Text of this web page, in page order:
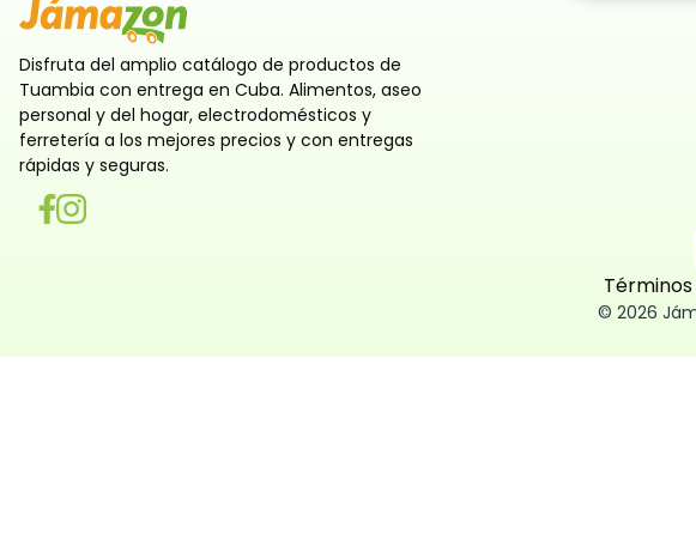
Disfruta del amplio catálogo de productos de
Tuambia con entrega en Cuba. Alimentos, aseo
personal y del hogar, electrodomésticos y
ferretería a los mejores precios y con entregas
rápidas y seguras.
© 2026